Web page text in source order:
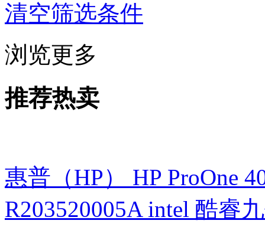
清空筛选条件
浏览更多
推荐热卖
惠普（HP） HP ProOne
R203520005A intel 酷睿